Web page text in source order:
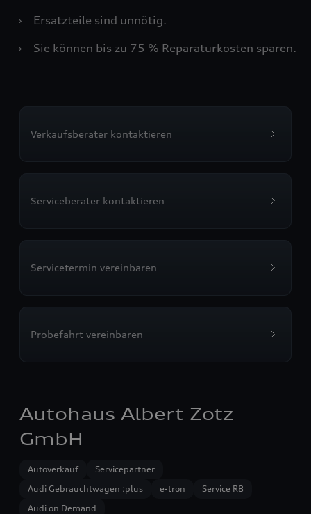
›
Ersatzteile sind unnötig.
›
Sie können bis zu 75 % Reparaturkosten sparen.
Verkaufsberater kontaktieren
Serviceberater kontaktieren
Servicetermin vereinbaren
Probefahrt vereinbaren
Autohaus Albert Zotz
GmbH
Autoverkauf
Servicepartner
Audi Gebrauchtwagen :plus
e-tron
Service R8
Audi on Demand